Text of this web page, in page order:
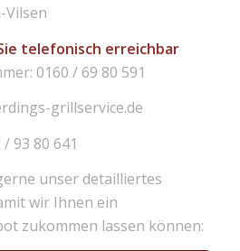
Vilsen
telefonisch erreichbar
0160 / 69 80 591
grillservice.de
93 80 641
unser detailliertes
wir Ihnen ein
zukommen lassen können: